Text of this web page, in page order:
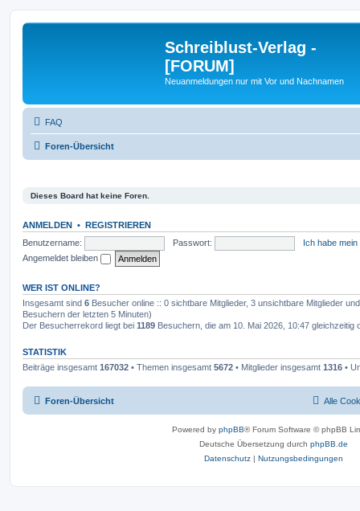
Schreiblust-Verlag -
[FORUM]
Neuanmeldungen nur mit Vor und Nachnamen
FAQ
Foren-Übersicht
Dieses Board hat keine Foren.
ANMELDEN • REGISTRIEREN
Benutzername:
Passwort:
Ich habe
Angemeldet bleiben
WER IST ONLINE?
Insgesamt sind 6 Besucher online :: 0 sichtbare Mitglieder, 3 unsichtbare Mitglieder
Besuchern der letzten 5 Minuten)
Der Besucherrekord liegt bei 1189 Besuchern, die am 10. Mai 2026, 10:47 gleichzeitig
STATISTIK
Beiträge insgesamt 167032 • Themen insgesamt 5672 • Mitglieder insgesamt 1316 •
Foren-Übersicht Alle
Powered by phpBB® Forum Software © phpBB
Deutsche Übersetzung durch phpBB.de
Datenschutz | Nutzungsbedingungen